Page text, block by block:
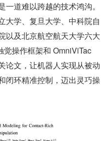
道难以跨越的技术鸿沟。
大学、复旦大学、中科院自
以及北京航空航天大学六大
觉操作框架和 OmniViTac
论文，让机器人实现从被动
闭环精准控制，迈出灵巧操